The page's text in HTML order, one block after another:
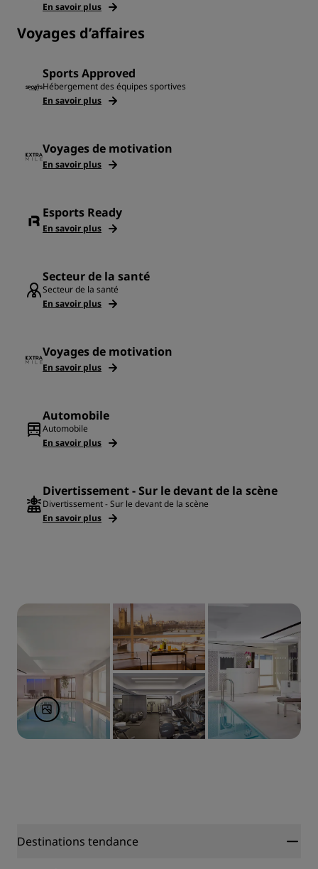
En savoir plus
Voyages d’affaires
Sports Approved
Hébergement des équipes sportives
En savoir plus
Voyages de motivation
En savoir plus
Esports Ready
En savoir plus
Secteur de la santé
Secteur de la santé
En savoir plus
Voyages de motivation
En savoir plus
Automobile
Automobile
En savoir plus
Divertissement - Sur le devant de la scène
Divertissement - Sur le devant de la scène
En savoir plus
Destinations tendance